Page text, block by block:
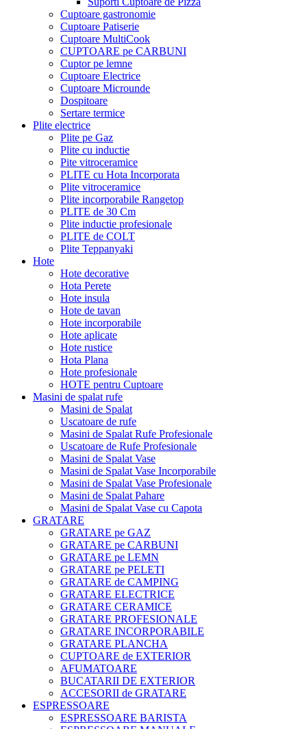
Cuptoare gastronomie
Cuptoare Patiserie
Cuptoare MultiCook
CUPTOARE pe CARBUNI
Cuptor pe lemne
Cuptoare Electrice
Cuptoare Microunde
Dospitoare
Sertare termice
Plite electrice
Plite pe Gaz
Plite cu inductie
Pite vitroceramice
PLITE cu Hota Incorporata
Plite vitroceramice
Plite incorporabile Rangetop
PLITE de 30 Cm
Plite inductie profesionale
PLITE de COLT
Plite Teppanyaki
Hote
Hote decorative
Hota Perete
Hote insula
Hote de tavan
Hote incorporabile
Hote aplicate
Hote rustice
Hota Plana
Hote profesionale
HOTE pentru Cuptoare
Masini de spalat rufe
Masini de Spalat
Uscatoare de rufe
Masini de Spalat Rufe Profesionale
Uscatoare de Rufe Profesionale
Masini de Spalat Vase
Masini de Spalat Vase Incorporabile
Masini de Spalat Vase Profesionale
Masini de Spalat Pahare
Masini de Spalat Vase cu Capota
GRATARE
GRATARE pe GAZ
GRATARE pe CARBUNI
GRATARE pe LEMN
GRATARE pe PELETI
GRATARE de CAMPING
GRATARE ELECTRICE
GRATARE CERAMICE
GRATARE PROFESIONALE
GRATARE INCORPORABILE
GRATARE PLANCHA
CUPTOARE de EXTERIOR
AFUMATOARE
BUCATARII DE EXTERIOR
ACCESORII de GRATARE
ESPRESSOARE
ESPRESSOARE BARISTA